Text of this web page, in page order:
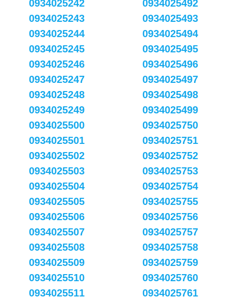
0934025242
0934025243
0934025244
0934025245
0934025246
0934025247
0934025248
0934025249
0934025492
0934025493
0934025494
0934025495
0934025496
0934025497
0934025498
0934025499
0934025500
0934025501
0934025502
0934025503
0934025504
0934025505
0934025506
0934025507
0934025508
0934025509
0934025510
0934025511
0934025750
0934025751
0934025752
0934025753
0934025754
0934025755
0934025756
0934025757
0934025758
0934025759
0934025760
0934025761